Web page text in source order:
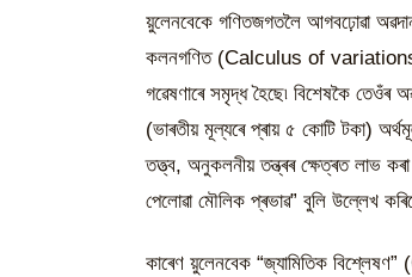
য়ুলেনবেকে গণিতজগতলৈ আগবঢ়োৱা
কলনগণিত (Calculus of
গৱেষণাৰে সমৃদ্ধ হৈছে৷ বিশেষকৈ তেওঁৰ
(ভাৰতীয় মূল্যৰে প্ৰায় ৫ কোটি টকা)
তত্ত্ব, অনুকলনীয় তন্ত্ৰৰ ক্ষেত্ৰত লাভ
পেলোৱা মৌলিক প্ৰভাৱ” বুলি উল্লেখ
কাৰেণ য়ুলেনবেক “জ্যামিতিক